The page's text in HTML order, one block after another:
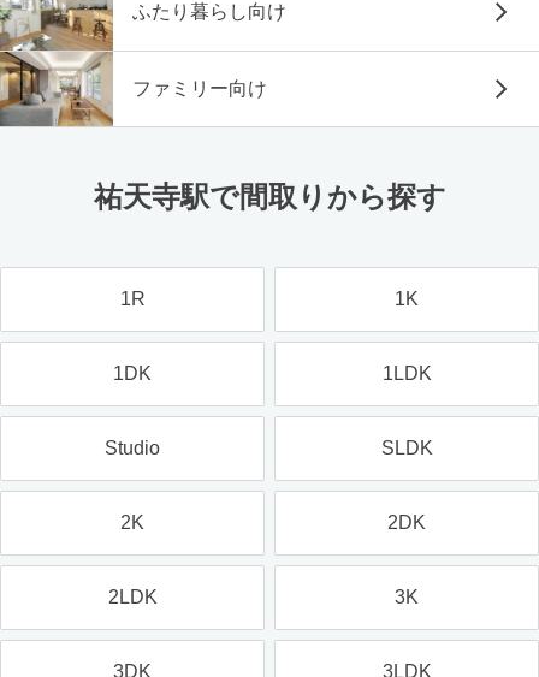
ふたり暮らし向け
ファミリー向け
祐天寺駅で間取りから探す
1R 1K
1DK 1LDK
Studio SLDK
2K 2DK
2LDK 3K
3DK 3LDK